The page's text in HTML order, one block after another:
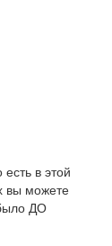
в этой
вы можете
ДО